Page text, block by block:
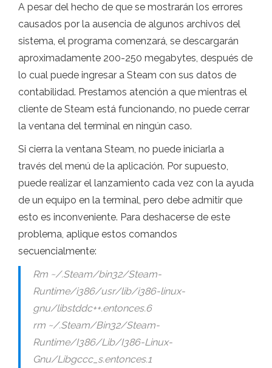
A pesar del hecho de que se mostrarán los errores
causados ​​por la ausencia de algunos archivos del
sistema, el programa comenzará, se descargarán
aproximadamente 200-250 megabytes, después de
lo cual puede ingresar a Steam con sus datos de
contabilidad. Prestamos atención a que mientras el
cliente de Steam está funcionando, no puede cerrar
la ventana del terminal en ningún caso.
Si cierra la ventana Steam, no puede iniciarla a
través del menú de la aplicación. Por supuesto,
puede realizar el lanzamiento cada vez con la ayuda
de un equipo en la terminal, pero debe admitir que
esto es inconveniente. Para deshacerse de este
problema, aplique estos comandos
secuencialmente:
Rm ~/.Steam/bin32/Steam-
Runtime/i386/usr/lib/i386-linux-
gnu/libstddc++.entonces.6
rm ~/.Steam/Bin32/Steam-
Runtime/I386/Lib/I386-Linux-
Gnu/Libgccc_s.entonces.1